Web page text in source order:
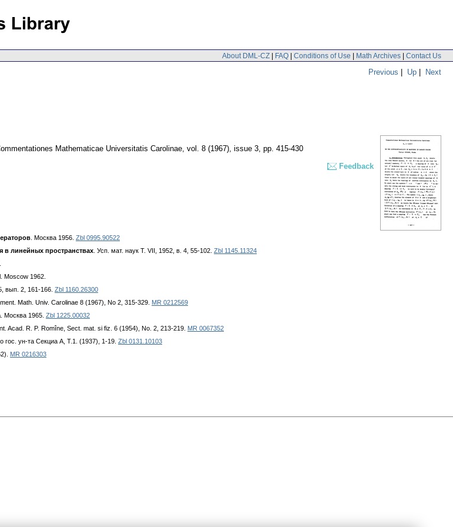
About DML-CZ | FAQ | Conditions of Use | Math Archives | Contact Us
Previous | Up | Next
Mathematicae Universitatis Carolinae, vol. 8 (1967), issue 3, pp. 415-430
Feedback
. Москва 1956. Zbl 0995.90522
линейных пространствах . Усп. мат. наук Т. VII, 1952, в. 4, 55-102. Zbl 1145.11324
Moscow 1962.
вып. 2, 161-166. Zbl 1160.26300
Math. Univ. Carolinae 8 (1967), No 2, 315-329. MR 0212569
. Москва 1965. Zbl 1225.00032
Acad. R. P. Romîne, Sect. mat. si fiz. 6 (1954), No. 2, 213-219. MR 0067352
гос. ун-та Секциа А, Т.1. (1937), 1-19. Zbl 0131.10103
MR 0216303